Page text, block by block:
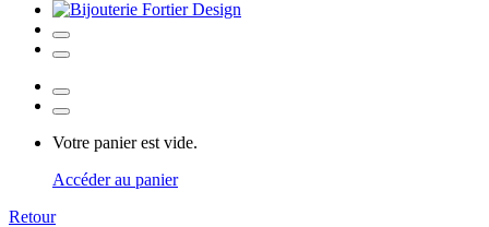
Votre panier est vide.
Accéder au panier
Retour